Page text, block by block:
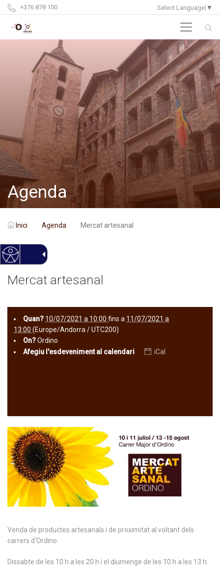
+376 878 100 Select Language ▼
Agenda
Inici Agenda Mercat artesanal
Mercat artesanal
Quan? 10/07/2021 a 10:00 fins a 11/07/2021 a
13:00 (Europe/Andorra / UTC200)
On?Ordino
Afegiu l'esdeveniment al calendari
iCal
Venda de productes artesanals i de proximitat al voltant dels
carrers d'Ordino.
Dissabte de les 10 h a les 20 h i el diumenge de les 10 h a les 13 h.